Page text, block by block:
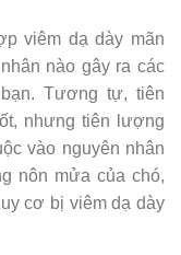
viêm dạ dày mãn
nào gây ra các
Tương tự, tiên
nhưng tiên lượng
vào nguyên nhân
nôn mửa của chó,
cơ bị viêm dạ dày